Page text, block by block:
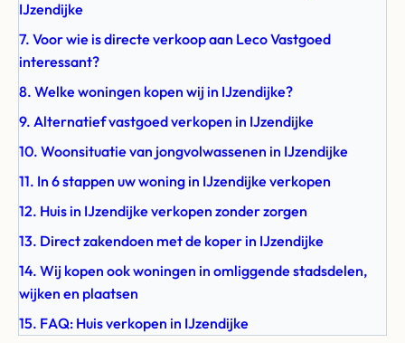
IJzendijke
7. Voor wie is directe verkoop aan Leco Vastgoed
interessant?
8. Welke woningen kopen wij in IJzendijke?
9. Alternatief vastgoed verkopen in IJzendijke
10. Woonsituatie van jongvolwassenen in IJzendijke
11. In 6 stappen uw woning in IJzendijke verkopen
12. Huis in IJzendijke verkopen zonder zorgen
13. Direct zakendoen met de koper in IJzendijke
14. Wij kopen ook woningen in omliggende stadsdelen,
wijken en plaatsen
15. FAQ: Huis verkopen in IJzendijke